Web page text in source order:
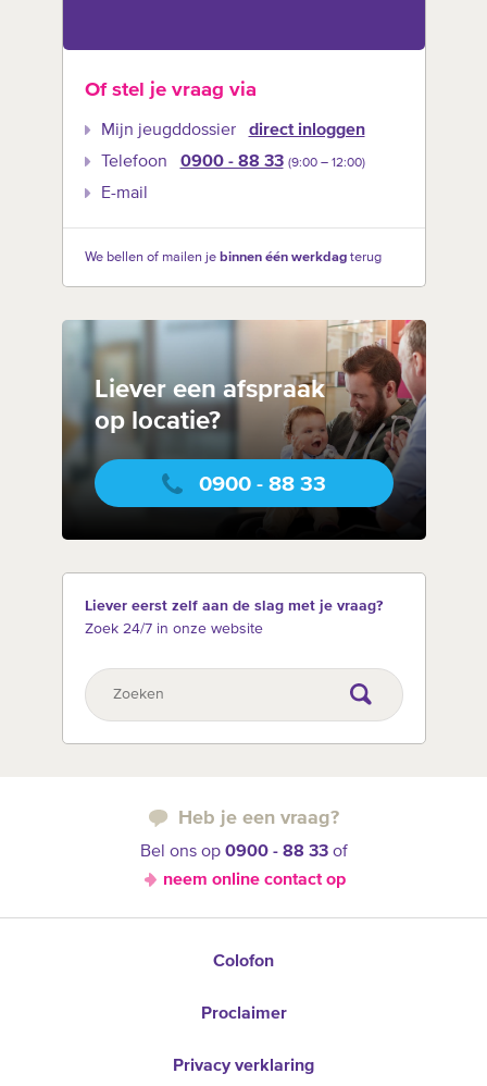
Of stel je vraag via
Mijn jeugddossier
direct inloggen
Telefoon
0900 - 88 33 (9:00 –‍ 12:00)
E-mail
We bellen of mailen je binnen één werkdagterug
Liever een afspraak
op locatie?
0900 - 88 33
Liever eerst zelf aan de slag met je vraag?
Zoek 24/7 in onze website
Heb je een vraag?
Bel ons op 0900 - 88 33of
neem online contact op
Colofon
Proclaimer
Privacy verklaring